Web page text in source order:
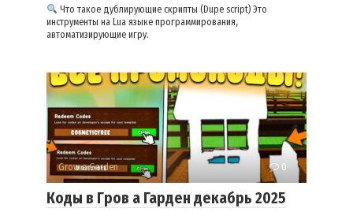
Что такое дублирующие скрипты (Dupe script) Это
инструменты на Lua языке программирования,
автоматизирующие игру.
Grow a Garden 0
Коды в Гров а Гарден декабрь 2025